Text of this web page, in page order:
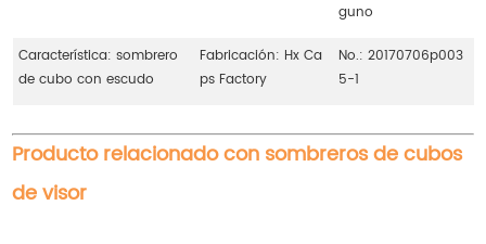
guno
Característica: sombrero
de cubo con escudo
Fabricación: Hx Ca
ps Factory
No.: 20170706p003
5-1
Producto relacionado con sombreros de cubos
de visor